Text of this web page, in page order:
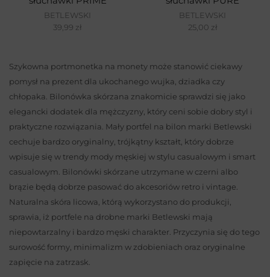
BETLEWSKI
39,99 zł
BETLEWSKI
25,00 zł
Szykowna portmonetka na monety może stanowić ciekawy
pomysł na prezent dla ukochanego wujka, dziadka czy
chłopaka. Bilonówka skórzana znakomicie sprawdzi się jako
elegancki dodatek dla mężczyzny, który ceni sobie dobry styl i
praktyczne rozwiązania. Mały portfel na bilon marki Betlewski
cechuje bardzo oryginalny, trójkątny kształt, który dobrze
wpisuje się w trendy mody męskiej w stylu casualowym i smart
casualowym. Bilonówki skórzane utrzymane w czerni albo
brązie będą dobrze pasować do akcesoriów retro i vintage.
Naturalna skóra licowa, którą wykorzystano do produkcji,
sprawia, iż portfele na drobne marki Betlewski mają
niepowtarzalny i bardzo męski charakter. Przyczynia się do tego
surowość formy, minimalizm w zdobieniach oraz oryginalne
zapięcie na zatrzask.